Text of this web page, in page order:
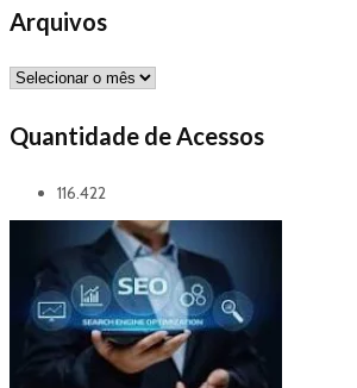
Arquivos
Arquivos
Quantidade de Acessos
116.422